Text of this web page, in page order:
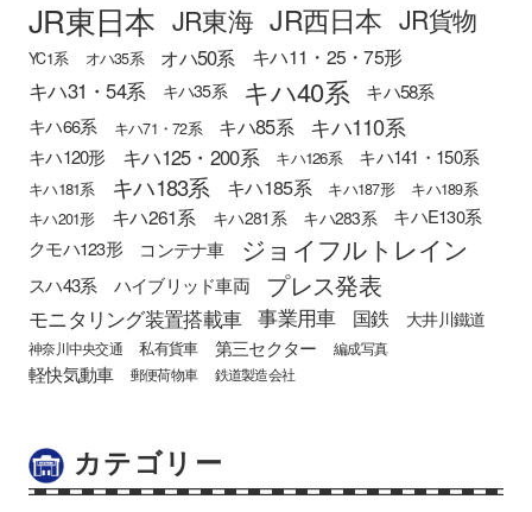
JR東日本 JR東海 JR西日本 JR貨物
YC1系 オハ35系 オハ50系 キハ11・25・75形
キハ31・54系 キハ35系 キハ40系 キハ58系
キハ66系 キハ71・72系 キハ85系 キハ110系
キハ120形 キハ125・200系 キハ126系 キハ141・150系
キハ181系 キハ183系 キハ185系 キハ187形
キハ189系
キハ201形
キハ261系 キハ281系 キハ283系
キハE130系
クモハ123形
コンテナ車 ジョイフルトレイン
スハ43系 ハイブリッド車両 プレス発表
モニタリング装置搭載車 事業用車 国鉄 大井川鐵道
神奈川中央交通 私有貨車 第三セクター 編成写真
軽快気動車 郵便荷物車 鉄道製造会社
カテゴリー